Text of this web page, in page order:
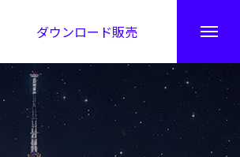
ダウンロード販売